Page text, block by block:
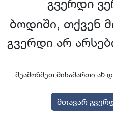
გვერდი
ბოდიში, თქვენ
გვერდი არ
შეამოწმეთ მისამართი ან
მთავარ